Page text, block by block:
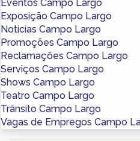
Eventos Campo Largo
Exposição Campo Largo
Notícias Campo Largo
Promoções Campo Largo
Reclamações Campo Largo
Serviços Campo Largo
Shows Campo Largo
Teatro Campo Largo
Trânsito Campo Largo
Vagas de Empregos Campo